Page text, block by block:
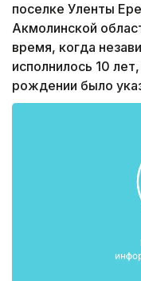
поселке Уленты
Акмолинской
время, когда
исполнилось 10
рождении было